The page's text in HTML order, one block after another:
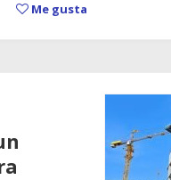
Me gusta